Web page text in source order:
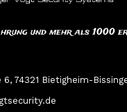
und mehr als 1000
6, 74321 Bietigheim-